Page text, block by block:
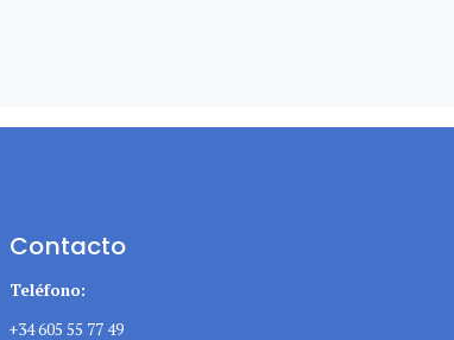
Contacto
Teléfono:
+34 605 55 77 49